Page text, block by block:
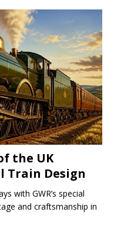
the UK
Train Design
with GWR’s special
and craftsmanship in